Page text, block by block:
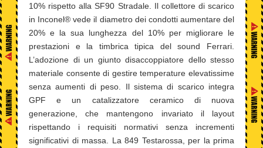
10% rispetto alla SF90 Stradale. Il collettore di scarico
in Inconel® vede il diametro dei condotti aumentare del
20% e la sua lunghezza del 10% per migliorare le
prestazioni e la timbrica tipica del sound Ferrari.
L’adozione di un giunto disaccoppiatore dello stesso
materiale consente di gestire temperature elevatissime
senza aumenti di peso. Il sistema di scarico integra
GPF e un catalizzatore ceramico di nuova
generazione, che mantengono invariato il layout
rispettando i requisiti normativi senza incrementi
significativi di massa. La 849 Testarossa, per la prima